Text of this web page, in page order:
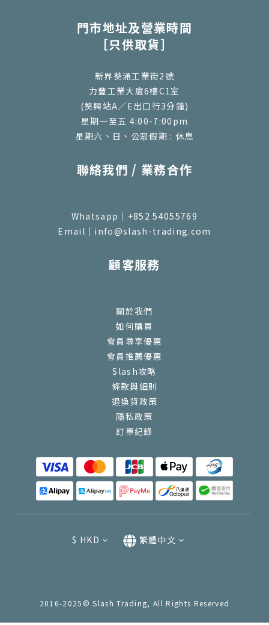
門市地址及營業時間
［只供取貨］
新界葵涌工業街2號
力豐工業大廈6樓C1室
(葵興站A／E出口行3分鐘)
星期一至五 4:00-7:00pm
星期六、日、公眾假期 : 休息
聯絡我們 / 業務合作
Whatsapp｜+852 54055769
Email｜info@slash-trading.com
顧客服務
關於我們
如何購買
會員尊享優惠
會員推薦優惠
Slash攻略
條款與細則
退換貨政策
隱私政策
訂單紀錄
$ HKD 繁體中文
2016-2025© Slash Trading, All Rights Reserved